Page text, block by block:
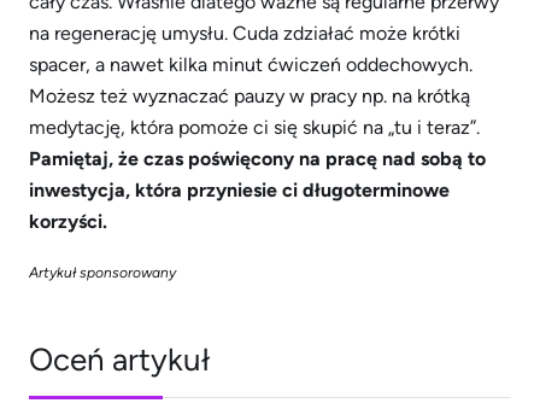
na regenerację umysłu. Cuda zdziałać może krótki
spacer, a nawet kilka minut ćwiczeń oddechowych.
Możesz też wyznaczać pauzy w pracy np. na krótką
medytację, która pomoże ci się skupić na „tu i teraz”.
Pamiętaj, że czas poświęcony na pracę nad sobą to
inwestycja, która przyniesie ci długoterminowe
korzyści.
Artykuł sponsorowany
Oceń artykuł